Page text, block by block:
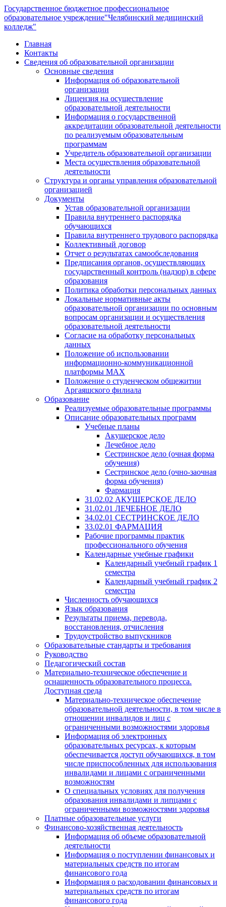
Государственное бюджетное профессиональное
образовательное учреждение"Челябинский медицинский
колледж"
Главная
Контакты
Сведения об образовательной организации
Основные сведения
Информация об образовательной
организации
Лицензия на осуществление
образовательной деятельности
Информация о государственной
аккредитации образовательной деятельности
по реализуемым образовательным
программам
Учредитель образовательной организации
Места осуществления образовательной
деятельности
Структура и органы управления образовательной
организацией
Документы
Устав образовательной организации
Правила внутреннего распорядка
обучающихся
Правила внутреннего трудового распорядка
Коллективный договор
Отчет о результатах самообследования
Предписания органов, осуществляющих
государственный контроль (надзор) в сфере
образования
Политика обработки персональных данных
Локальные нормативные акты
образовательной организации по основным
вопросам организации и осуществления
образовательной деятельности
Согласие на обработку персональных
данных
Положение об использовании
информационно-коммуникационной
платформы MAX
Положение о студенческом общежитии
Аргаяшского филиала
Образование
Реализуемые образовательные программы
Описание образовательных программ
Учебные планы
Акушерское дело
Лечебное дело
Сестринское дело (очная форма
обучения)
Сестринское дело (очно-заочная
форма обучения)
Фармация
31.02.02 АКУШЕРСКОЕ ДЕЛО
31.02.01 ЛЕЧЕБНОЕ ДЕЛО
34.02.01 СЕСТРИНСКОЕ ДЕЛО
33.02.01 ФАРМАЦИЯ
Рабочие программы практик
профессионального обучения
Календарные учебные графики
Календарный учебный график 1
семестра
Календарный учебный график 2
семестра
Численность обучающихся
Язык образования
Результаты приема, перевода,
восстановления, отчисления
Трудоустройство выпускников
Образовательные стандарты и требования
Руководство
Педагогический состав
Материально-техническое обеспечение и
оснащенность образовательного процесса.
Доступная среда
Материально-техническое обеспечение
образовательной деятельности, в том числе в
отношении инвалидов и лиц с
ограниченными возможностями здоровья
Информация об электронных
образовательных ресурсах, к которым
обеспечивается доступ обучающихся, в том
числе приспособленных для использования
инвалидами и лицами с ограниченными
возможностям
О специальных условиях для получения
образования инвалидами и липцами с
ограниченными возможностями здоровья
Платные образовательные услуги
Финансово-хозяйственная деятельность
Информация об объеме образовательной
деятельности
Информация о поступлении финансовых и
материальных средств по итогам
финансового года
Информация о расходовании финансовых и
материальных средств по итогам
финансового года